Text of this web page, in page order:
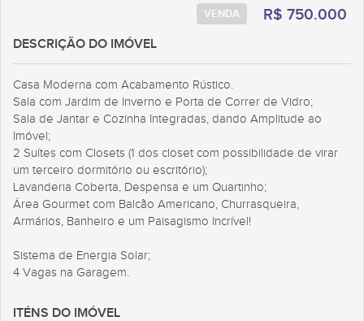
R$ 750.000
VENDA
DESCRIÇÃO DO IMÓVEL
Casa Moderna com Acabamento Rústico.
Sala com Jardim de Inverno e Porta de Correr de Vidro;
Sala de Jantar e Cozinha Integradas, dando Amplitude ao
Imóvel;
2 Suítes com Closets (1 dos closet com possibilidade de virar
um terceiro dormitório ou escritório);
Lavanderia Coberta, Despensa e um Quartinho;
Área Gourmet com Balcão Americano, Churrasqueira,
Armários, Banheiro e um Paisagismo Incrível!
Sistema de Energia Solar;
4 Vagas na Garagem.
ITÉNS DO IMÓVEL